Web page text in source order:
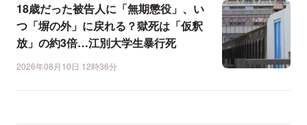
18歳だった被告人に「無期懲役」、い
つ「塀の外」に戻れる？獄死は「仮釈
放」の約3倍…江別大学生暴行死
2026年08月10日 12時36分